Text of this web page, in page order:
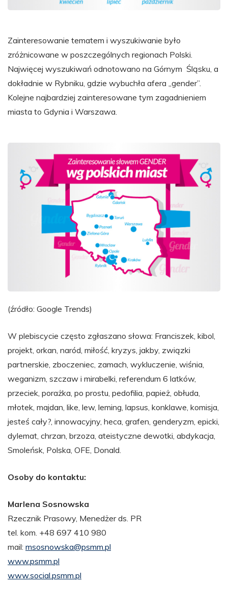
Zainteresowanie tematem i wyszukiwanie było
zróżnicowane w poszczególnych regionach Polski.
Najwięcej wyszukiwań odnotowano na Górnym Śląsku, a
dokładnie w Rybniku, gdzie wybuchła afera „gender”.
Kolejne najbardziej zainteresowane tym zagadnieniem
miasta to Gdynia i Warszawa.
(źródło: Google Trends)
W plebiscycie często zgłaszano słowa: Franciszek, kibol,
projekt, orkan, naród, miłość, kryzys, jakby, związki
partnerskie, zboczeniec, zamach, wykluczenie, wiśnia,
weganizm, szczaw i mirabelki, referendum 6 latków,
przeciek, porażka, po prostu, pedofilia, papież, obłuda,
młotek, majdan, like, lew, leming, lapsus, konklawe, komisja,
jesteś cały?, innowacyjny, heca, grafen, genderyzm, epicki,
dylemat, chrzan, brzoza, ateistyczne dewotki, abdykacja,
Smoleńsk, Polska, OFE, Donald.
Osoby do kontaktu:
Marlena Sosnowska
Rzecznik Prasowy, Menedżer ds. PR
tel. kom. +48 697 410 980
mail: msosnowska@psmm.pl
www.psmm.pl
www.social.psmm.pl